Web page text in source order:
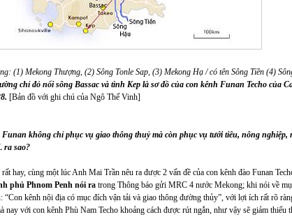
(1) Mekong Thượng, (2) Sông Tonle Sap, (3) Mekong Hạ / có tên Sông Tiền (4)
chỉ đỏ nối sông Bassac và tình Kep là sơ đồ của con kênh Funan Techo của
[Bản đồ với ghi chú của Ngô Thế Vinh]
Funan không chỉ phục vụ giao thông thuỷ mà còn phục vụ tưới tiêu, nông nghiệp,
ra sao?
hay, cùng một lúc Anh Mai Trần nêu ra được 2 vấn đề của con kênh đào Funan
phủ Phnom Penh nói ra trong Thông báo gửi MRC 4 nước Mekong; khi nói về
“Con kênh nội địa có mục đích vận tải và giao thông đường thủy”, với lợi ích rất rõ
nay với con kênh Phù Nam Techo khoảng cách được rút ngắn, như vậy sẽ giảm thiểu